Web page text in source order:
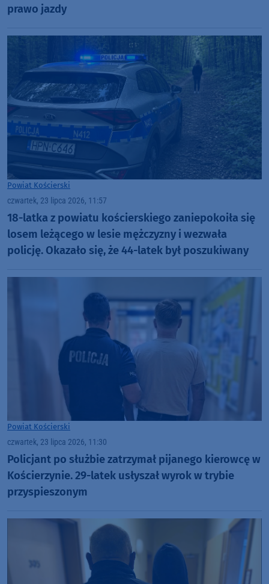
prawo jazdy
Powiat Kościerski
czwartek, 23 lipca 2026, 11:57
18-latka z powiatu kościerskiego zaniepokoiła się
losem leżącego w lesie mężczyzny i wezwała
policję. Okazało się, że 44-latek był poszukiwany
Powiat Kościerski
czwartek, 23 lipca 2026, 11:30
Policjant po służbie zatrzymał pijanego kierowcę w
Kościerzynie. 29-latek usłyszał wyrok w trybie
przyspieszonym